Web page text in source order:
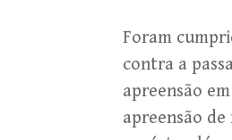
Foram
contra a
apreensão
apreensão